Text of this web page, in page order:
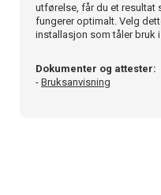
utførelse, får du et resultat
fungerer optimalt. Velg
installasjon som tåler bruk
Dokumenter og attester:
- Bruksanvisning